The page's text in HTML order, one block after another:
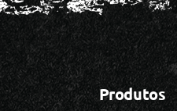
Produtos